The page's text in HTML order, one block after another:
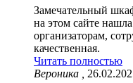
Замечательный
на этом сайте
организаторам,
качественная.
Читать полностью
Вероника ,